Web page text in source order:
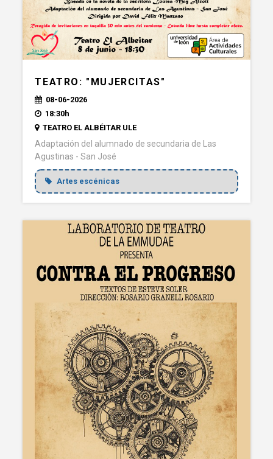
TEATRO: "MUJERCITAS"
08-06-2026
18:30h
TEATRO EL ALBÉITAR ULE
Adaptación del alumnado de secundaria de Las
Agustinas - San José
Artes escénicas